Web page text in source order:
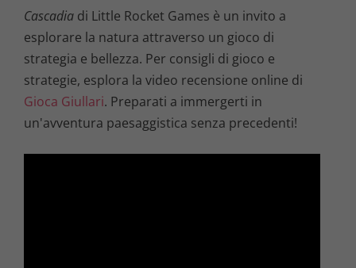
Cascadia di Little Rocket Games è un invito a
esplorare la natura attraverso un gioco di
strategia e bellezza. Per consigli di gioco e
strategie, esplora la video recensione online di
Gioca Giullari. Preparati a immergerti in
un'avventura paesaggistica senza precedenti!